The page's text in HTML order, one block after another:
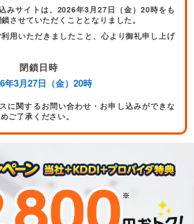
みサイトは、2026年3月27日（金）20時をも
させていただくこととなりました。
用いただきましたこと、心より御礼申し上げ
閉鎖日時
年3月27日（金）20時
に関するお問い合わせ・お申し込みができな
ご了承ください。